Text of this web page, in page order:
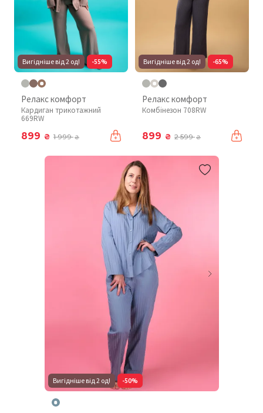
Вигідніше від 2 од! -55%
Релакс комфорт
Кардиган трикотажний
669RW
899 ₴ 1 999₴
Вигідніше від 2 од! -65%
Релакс комфорт
Комбінезон 708RW
899 ₴ 2 599₴
Вигідніше від 2 од! -50%